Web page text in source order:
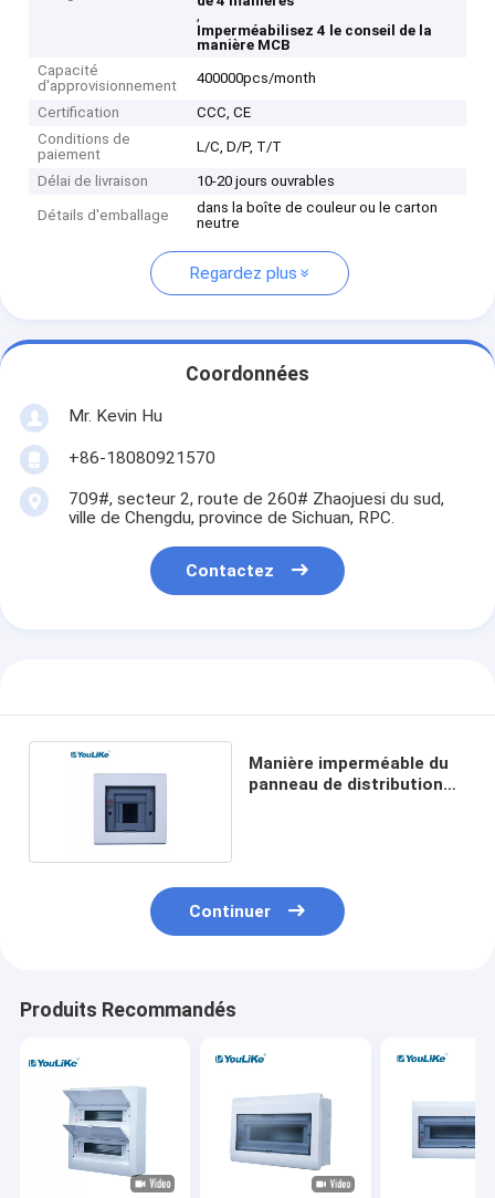
,
Imperméabilisez 4 le conseil de la
manière MCB
Capacité
d'approvisionnement
400000pcs/month
Certification
CCC, CE
Conditions de
paiement
L/C, D/P, T/T
Délai de livraison 10-20 jours ouvrables
Détails d'emballage
dans la boîte de couleur ou le carton
neutre
Regardez plus
Coordonnées
Mr. Kevin Hu
+86-18080921570
709#, secteur 2, route de 260# Zhaojuesi du sud,
ville de Chengdu, province de Sichuan, RPC.
Contactez
Manière imperméable du
panneau de distribution
Continuer
Produits Recommandés